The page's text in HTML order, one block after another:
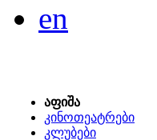
en
აფიშა
კინოთეატრები
კლუბები